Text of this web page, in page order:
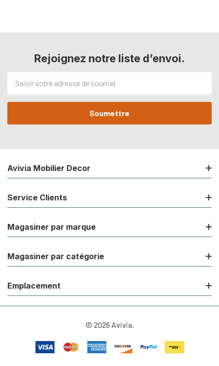
Rejoignez notre liste d’envoi.
de
courriel
Avivia Mobilier Decor
Service Clients
Magasiner par marque
Magasiner par catégorie
Emplacement
© 2026 Avivia.